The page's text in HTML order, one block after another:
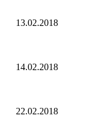
13.02.2018
14.02.2018
22.02.2018